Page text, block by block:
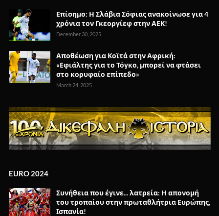
Επίσημο: Η Σλάβια Σόφιας ανακοίνωσε για 4
χρόνια τον Γκεοργίεφ στην ΑΕΚ!
December 30, 2025
Αποθέωση για Κοϊτά στην Αφρική:
«Εφιάλτης για το Τόγκο, μπορεί να φτάσει
στο κορυφαίο επίπεδο»
March 24, 2025
EURO 2024
Συνήθεια που έγινε... λατρεία: H απονομή
του τροπαίου στην πρωταθλήτρια Ευρώπης,
Ισπανία!